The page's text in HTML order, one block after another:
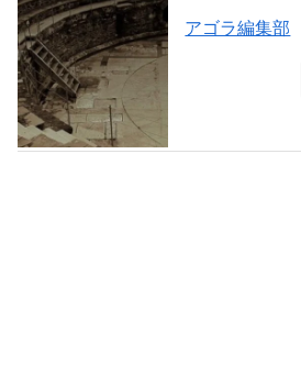
アゴラ編集部